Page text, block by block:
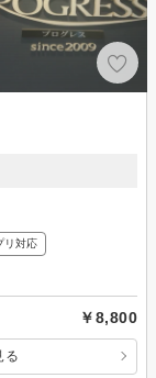
リ対応
￥8,800
る